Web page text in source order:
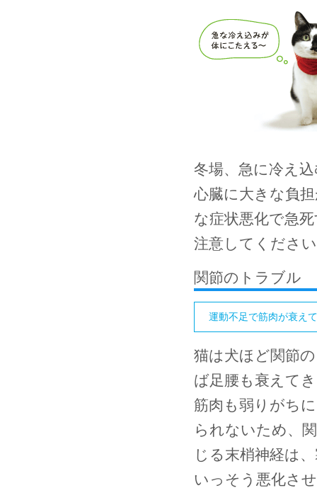
冬場、急に冷え
心臓に大きな負
な症状悪化で急
注意してくださ
関節のトラブル
運動不足で筋肉が衰え
猫は犬ほど関節
ば足腰も衰えて
筋肉も弱りがち
られないため、
じる末梢神経は
いっそう悪化さ